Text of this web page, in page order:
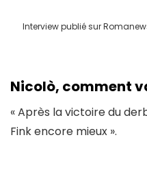
Interview publié sur
Nicolò, comment
« Après la victoire du
Fink encore mieux ».